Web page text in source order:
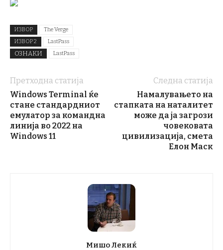
ИЗВОР
The Verge
ИЗВОР 2
LastPass
ОЗНАКИ LastPass
Претходна статија
Windows Terminal ќе
стане стандардниот
емулатор за командна
линија во 2022 на
Windows 11
Следна статија
Намалувањето на
стапката на наталитет
може да ја загрози
човековата
цивилизација, смета
Елон Маск
Мишо Лекиќ